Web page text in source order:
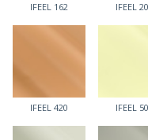
IFEEL 162 IFEEL
IFEEL 420 IFEEL